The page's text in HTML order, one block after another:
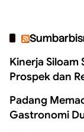
Kinerja Siloam
Prospek dan
Padang
Gastronomi